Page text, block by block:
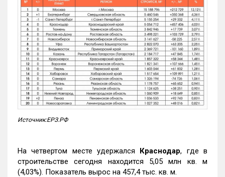
Источник:ЕРЗ.РФ
На четвертом месте удержался Краснодар, где в
строительстве сегодня находится 5,05 млн кв. м
(4,03%). Показатель вырос на 457,4 тыс. кв. м.